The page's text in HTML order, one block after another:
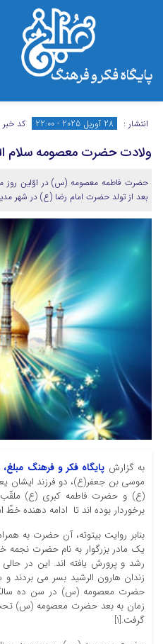
تلگرام
انتشار : 28 آوریل 2025 - 22:00 کد خبر
ولادت حضرت معصومه سلام
بعد از تولد حضرت امام رضا (ع) در شهر
به گزارش پایگاه فکر و فرهنگ مبلغ،
موسى بن جعفر(ع)، دو فرزند ایشان
(ع) و حضرت فاطمه کبری (ع)
برخوردار بوده اند تا ادامه دهنده خطّ
بنابر روایت بیتوته، آن حضرت به
یک مادر بزرگوار به نام حضرت نجمه
رشد و پرورش یافته اند. این در
زندان هارون الرشید بسر مى بردند
حضرت معصومه (س) در سن ده
زمان به بعد حضرت معصومه (س) تحت
گرفت.[1]